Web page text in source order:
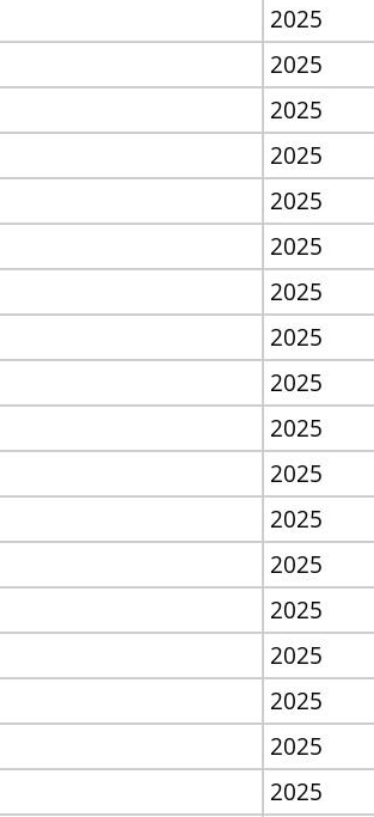
2025
2025
2025
2025
2025
2025
2025
2025
2025
2025
2025
2025
2025
2025
2025
2025
2025
2025